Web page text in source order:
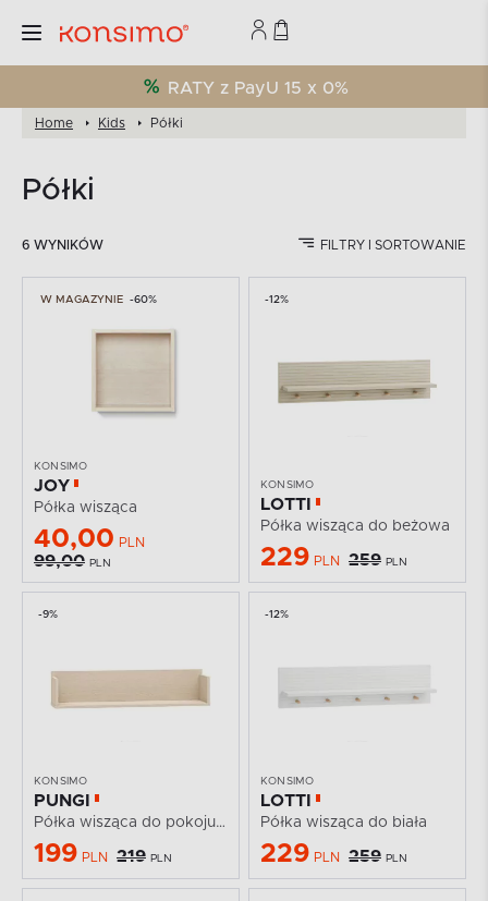
RATY z PayU 15 x 0%
Home Kids Półki
Półki
6 WYNIKÓW FILTRY I SORTOWANIE
W MAGAZYNIE -60%
KONSIMO
JOY
Półka wisząca
40,00 PLN
99,00 PLN
-12%
KONSIMO
LOTTI
Półka wisząca do beżowa
229 PLN 259 PLN
-9%
KONSIMO
PUNGI
Półka wisząca do pokoju dziecięcego beżowy
199 PLN 219 PLN
-12%
KONSIMO
LOTTI
Półka wisząca do biała
229 PLN 259 PLN